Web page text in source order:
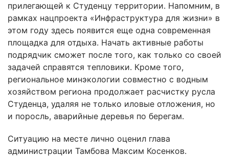
прилегающей к Студенцу территории. Напомним, в
рамках нацпроекта «Инфраструктура для жизни» в
этом году здесь появится еще одна современная
площадка для отдыха. Начать активные работы
подрядчик сможет после того, как только со своей
задачей справятся тепловики. Кроме того,
региональное минэкологии совместно с водным
хозяйством региона продолжает расчистку русла
Студенца, удаляя не только иловые отложения, но
и поросль, аварийные деревья по берегам.
Ситуацию на месте лично оценил глава
администрации Тамбова Максим Косенков.